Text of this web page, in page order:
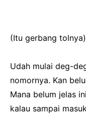
(Itu gerbang tolnya)
Udah mulai deg-
nomornya. Kan
Mana belum jelas ini
kalau sampai